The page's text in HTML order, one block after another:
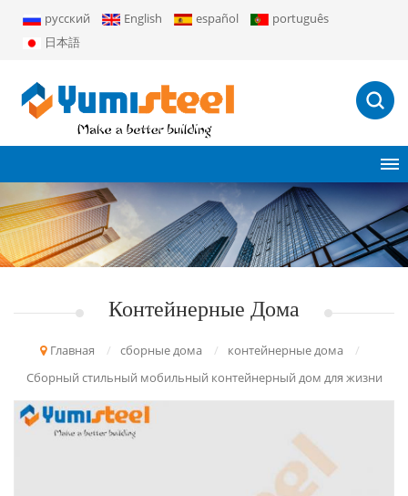
русский English español
português
日本語
Контейнерные Дома
Главная / сборные дома / контейнерные дома
/
Сборный стильный мобильный контейнерный дом для жизни